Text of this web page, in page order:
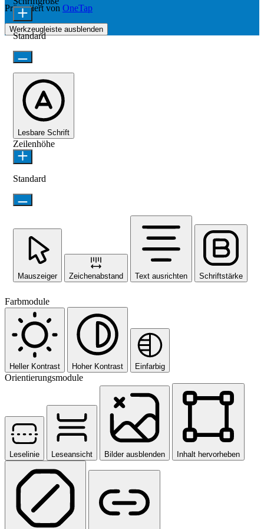
Präsentiert von OneTap
Werkzeugleiste ausblenden
Standard
Lesbare Schrift
Zeilenhöhe
Standard
Mauszeiger Zeichenabstand Text ausrichten Schriftstärke
Farbmodule
Heller Kontrast Hoher Kontrast Einfarbig
Orientierungsmodule
Leselinie Leseansicht Bilder ausblenden Inhalt hervorheben